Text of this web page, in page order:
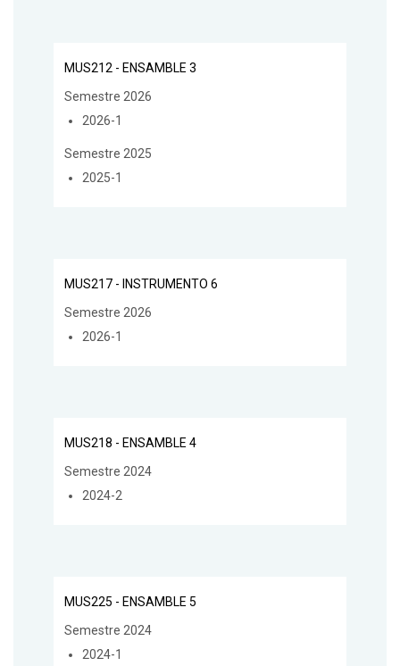
MUS212 - ENSAMBLE 3
Semestre 2026
2026-1
Semestre 2025
2025-1
MUS217 - INSTRUMENTO 6
Semestre 2026
2026-1
MUS218 - ENSAMBLE 4
Semestre 2024
2024-2
MUS225 - ENSAMBLE 5
Semestre 2024
2024-1